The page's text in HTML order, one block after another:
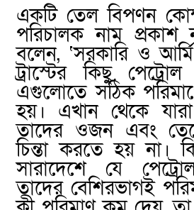
একটি তেল বিপণন
পরিচালক নাম প্রকাশ
বলেন, ‘সরকারি ও
ট্রাস্টের কিছু
এগুলোতে সঠিক
হয়। এখান থেকে
তাদের ওজন এবং
চিন্তা করতে হয় না।
সারাদেশে যে
তাদের বেশিরভাগই